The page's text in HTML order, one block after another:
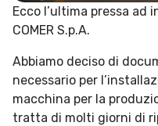
Ecco l’ultima pressa ad
COMER S.p.A.
Abbiamo deciso di
necessario per
macchina per la
tratta di molti giorni di